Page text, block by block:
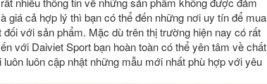
giá cả hợp lý thì bạn có thể đến những nơi uy tín để mua
với sản phẩm. Mặc dù trên thị trường hiện nay có rất
với Daiviet Sport bạn hoàn toàn có thể yên tâm về chất
luôn cập nhật những mẫu mới nhất phù hợp với yêu